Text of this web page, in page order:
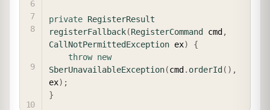
private RegisterResult
registerFallback(RegisterCommand cmd ,
CallNotPermittedException ex)
{
throw new
SberUnavailableException(cmd . orderId ( ) ,
ex) ;
}